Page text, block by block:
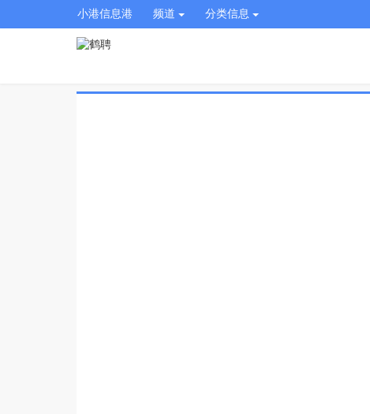
小港信息港 频道 分类信息